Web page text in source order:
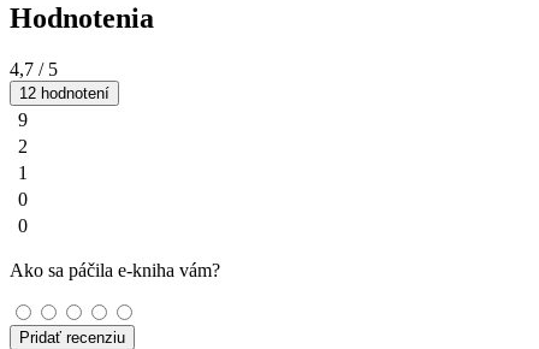
Hodnotenia
4,7 / 5
12 hodnotení
9
2
1
0
0
Ako sa páčila e-kniha vám?
Pridať recenziu